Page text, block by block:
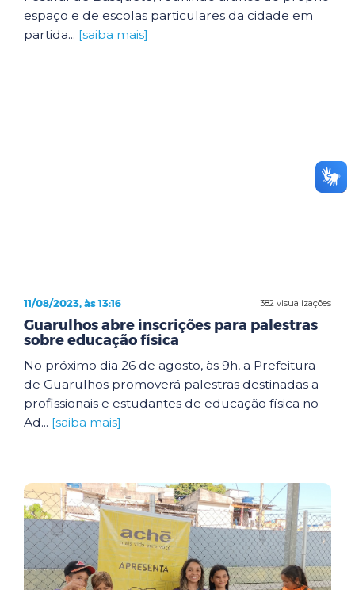
espaço e de escolas particulares da cidade em
partida... [saiba mais]
382 visualizações
11/08/2023, às 13:16
Guarulhos abre inscrições para palestras
sobre educação física
No próximo dia 26 de agosto, às 9h, a Prefeitura
de Guarulhos promoverá palestras destinadas a
profissionais e estudantes de educação física no
Ad... [saiba mais]